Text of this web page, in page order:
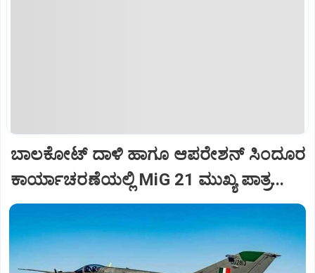
ಬಾಲಕೋಟ್‌ ದಾಳಿ ಹಾಗೂ ಆಪರೇಶನ್‌ ಸಿಂದೂರ
ಕಾರ್ಯಾಚರಣೆಯಲ್ಲಿ MiG 21 ಮುಖ್ಯ ಪಾತ್ರ...